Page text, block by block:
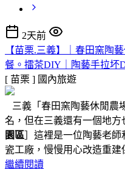
2天前
【苗栗.三義】｜春田窯陶
餐。擂茶DIY｜陶藝手拉坏
[ 苗栗 ] 國內旅遊
三義「春田窯陶藝休閒農
名，但在三義還有一個地方
園區 ］這裡是一位陶藝老
瓷工廠，慢慢用心改造重建
繼續閱讀